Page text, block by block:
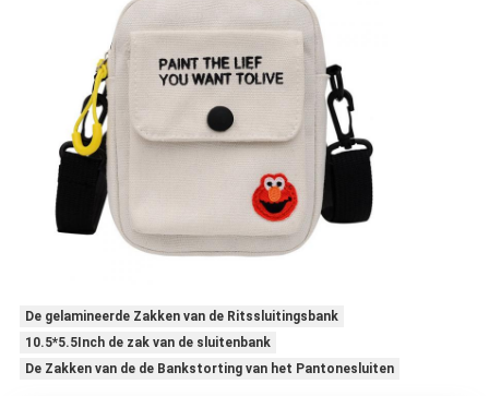
De gelamineerde Zakken van de Ritssluitingsbank
10.5*5.5Inch de zak van de sluitenbank
De Zakken van de de Bankstorting van het Pantonesluiten